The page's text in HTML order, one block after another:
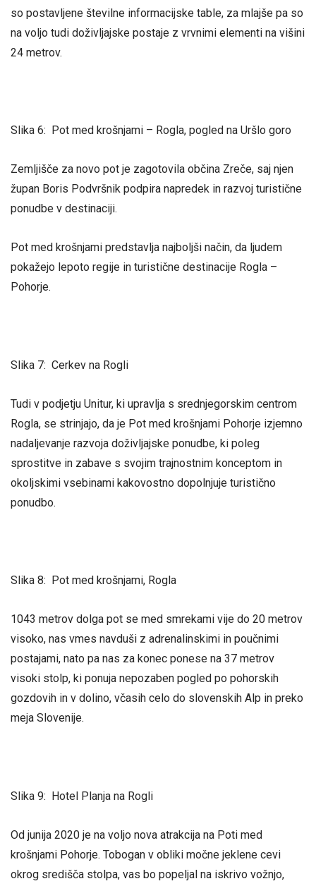
so postavljene številne informacijske table, za mlajše pa so
na voljo tudi doživljajske postaje z vrvnimi elementi na višini
24 metrov.
Slika 6: Pot med krošnjami – Rogla, pogled na Uršlo goro
Zemljišče za novo pot je zagotovila občina Zreče, saj njen
župan Boris Podvršnik podpira napredek in razvoj turistične
ponudbe v destinaciji.
Pot med krošnjami predstavlja najboljši način, da ljudem
pokažejo lepoto regije in turistične destinacije Rogla –
Pohorje.
Slika 7: Cerkev na Rogli
Tudi v podjetju Unitur, ki upravlja s srednjegorskim centrom
Rogla, se strinjajo, da je Pot med krošnjami Pohorje izjemno
nadaljevanje razvoja doživljajske ponudbe, ki poleg
sprostitve in zabave s svojim trajnostnim konceptom in
okoljskimi vsebinami kakovostno dopolnjuje turistično
ponudbo.
Slika 8: Pot med krošnjami, Rogla
1043 metrov dolga pot se med smrekami vije do 20 metrov
visoko, nas vmes navduši z adrenalinskimi in poučnimi
postajami, nato pa nas za konec ponese na 37 metrov
visoki stolp, ki ponuja nepozaben pogled po pohorskih
gozdovih in v dolino, včasih celo do slovenskih Alp in preko
meja Slovenije.
Slika 9: Hotel Planja na Rogli
Od junija 2020 je na voljo nova atrakcija na Poti med
krošnjami Pohorje. Tobogan v obliki močne jeklene cevi
okrog središča stolpa, vas bo popeljal na iskrivo vožnjo,